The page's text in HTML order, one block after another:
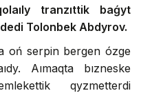
tranzıttik baǵyt
Tolonbek Abdyrov.
oń serpin bergen ózge
Aımaqta bızneske
qyzmetterdi